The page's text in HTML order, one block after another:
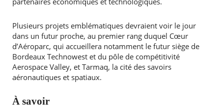
Plusieurs projets emblématiques devraient voir le jour
dans un futur proche, au premier rang duquel Cœur
d’Aéroparc, qui accueillera notamment le futur siège de
Bordeaux Technowest et du pôle de compétitivité
Aerospace Valley, et Tarmaq, la cité des savoirs
aéronautiques et spatiaux.
À savoir